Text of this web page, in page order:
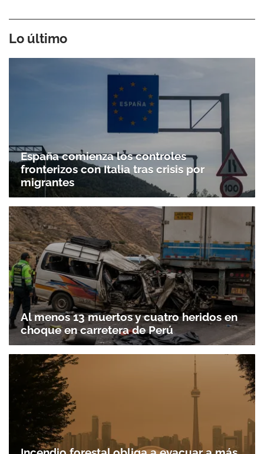
Lo último
España comienza los controles
fronterizos con Italia tras crisis por
migrantes
Al menos 13 muertos y cuatro heridos en
choque en carretera de Perú